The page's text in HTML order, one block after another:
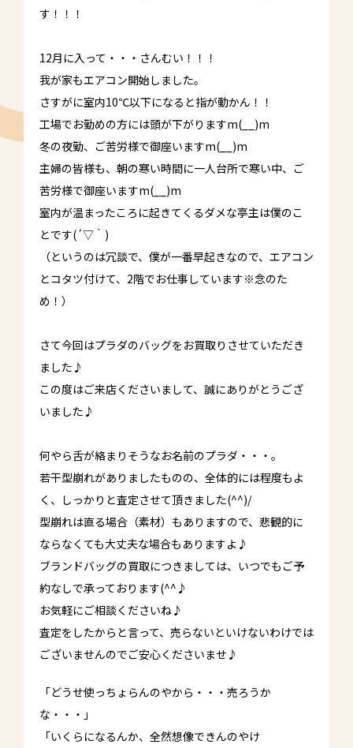
す！！！
12月に入って・・・さんむい！！！
我が家もエアコン開始しました。
さすがに室内10℃以下になると指が動かん！！
工場でお勤めの方には頭が下がりますm(__)m
冬の夜勤、ご苦労様で御座いますm(__)m
主婦の皆様も、朝の寒い時間に一人台所で寒い中、ご
苦労様で御座いますm(__)m
室内が温まったころに起きてくるダメな亭主は僕のこ
とです(´▽｀)
（というのは冗談で、僕が一番早起きなので、エアコン
とコタツ付けて、2階でお仕事しています※念のた
め！）
さて今回はプラダのバッグをお買取りさせていただき
ました♪
この度はご来店くださいまして、誠にありがとうござ
いました♪
何やら舌が絡まりそうなお名前のプラダ・・・。
若干型崩れがありましたものの、全体的には程度もよ
く、しっかりと査定させて頂きました(^^)/
型崩れは直る場合（素材）もありますので、悲観的に
ならなくても大丈夫な場合もありますよ♪
ブランドバッグの買取につきましては、いつでもご予
約なしで承っております(^^♪
お気軽にご相談くださいね♪
査定をしたからと言って、売らないといけないわけでは
ございませんのでご安心くださいませ♪
「どうせ使っちょらんのやから・・・売ろうか
な・・・」
「いくらになるんか、全然想像できんのやけ